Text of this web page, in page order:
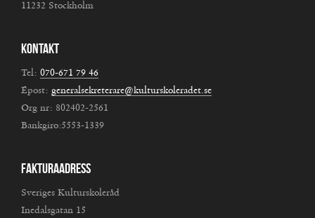
11232 Stockholm
Kontakt
Tel: 070-671 79 46
Epost: generalsekreterare@kulturskoleradet.se
Org nr: 802402-2561
Bankgiro:5553-1339
Fakturaadress
Sveriges Kulturskoleråd
Inedalsgatan 15